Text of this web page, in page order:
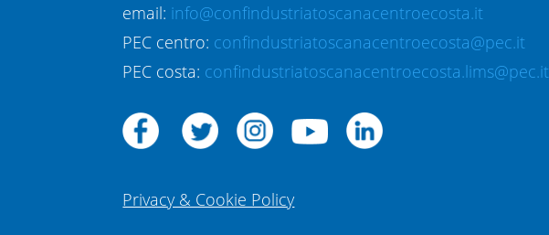
email: info@confindustriatoscanacentroecosta.it
PEC centro: confindustriatoscanacentroecosta@pec.it
PEC costa: confindustriatoscanacentroecosta.lims@pec.it
Privacy & Cookie Policy